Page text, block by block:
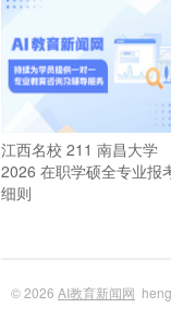
江西名校 211 南昌大学
2026 在职学硕全专业报
细则
© 2026 AI教育新闻网